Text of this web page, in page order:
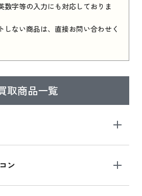
数字等の入力にも対応しておりま
しない商品は、直接お問い合わせく
取商品一覧
ン
チ 2025年春モデル
リーズ 2024
インチ の新品買取価格